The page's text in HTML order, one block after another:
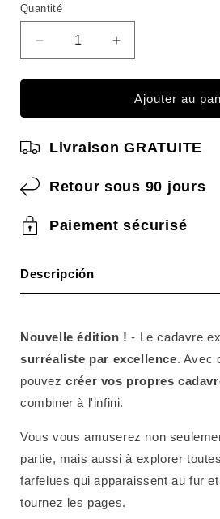
Quantité
Quantité
Réduire
la
quantité
Le
EXQUIS
Augmenter
les
quantités
pour
Le
EXQUIS
Ajouter au
Livraison GRATUITE
Retour sous 90 jours
Paiement sécurisé
Descripción
Nouvelle édition ! - Le cadavre
surréaliste par excellence. Avec
pouvezcréer vos propres
combiner à l'infini.
Vous vous amuserez non
partie, mais aussi à explorer
farfelues qui apparaissent au fur
tournez les pages.